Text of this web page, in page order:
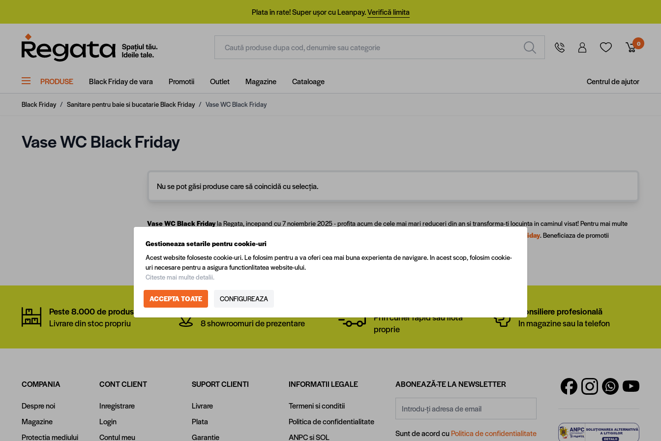
Plata în rate! Super ușor cu Leanpay.Verifică limita
0
PRODUSE Black Friday de vara Promotii Outlet Magazine Cataloage Centrul de ajutor
Black Friday / Sanitare pentru baie si bucatarie Black Friday / Vase WC Black Friday
Vase WC Black Friday
Nu se pot găsi produse care să coincidă cu selecția.
Vase WC Black Fridayla Regata, incepand cu 7 noiembrie 2025 - profita acum de cele mai mari reduceri din an si transforma-ti locuinta in caminul visat! Pentru mai multe
Black Friday. Beneficiaza de promotii
substantiale la o varietate de articole pentru casa ta. Grabeste-te, stocurile sunt limitate!
Vezi mai multe
Peste 8.000 de produse
Livrare din stoc propriu
Rețea de magazine
8 showroomuri de prezentare
Prin curier rapid sau flota
proprie
Consiliere profesională
In magazine sau la telefon
COMPANIA
Despre noi
Magazine
Protectia mediului
CONT CLIENT
Inregistrare
Login
Contul meu
SUPORT CLIENTI
Livrare
Plata
Garantie
INFORMATII LEGALE
Termeni si conditii
Politica de confidentialitate
ANPCsiSOL
ABONEAZĂ-TE LA NEWSLETTER
Sunt de acord cuPolitica de confidentialitate
Gestioneaza setarile pentru cookie-uri
Acest website foloseste cookie-uri. Le folosim pentru a va oferi cea mai buna experienta de navigare. In acest scop, folosim cookie-
uri necesare pentru a asigura functionlitatea website-ului.
Citeste mai multe detalii.
ACCEPTA TOATE CONFIGUREAZA